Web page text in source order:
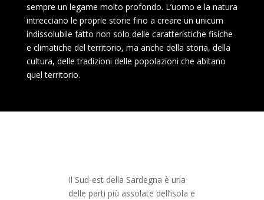
sempre un legame molto profondo. L’uomo e la natura
intrecciano le proprie storie fino a creare un unicum
indissolubile fatto non solo delle caratteristiche fisiche
e climatiche del territorio, ma anche della storia, della
cultura, delle tradizioni delle popolazioni che abitano
quel territorio.
Il Sud-est della Sardegna è una
delle parti più assolate dell’isola e